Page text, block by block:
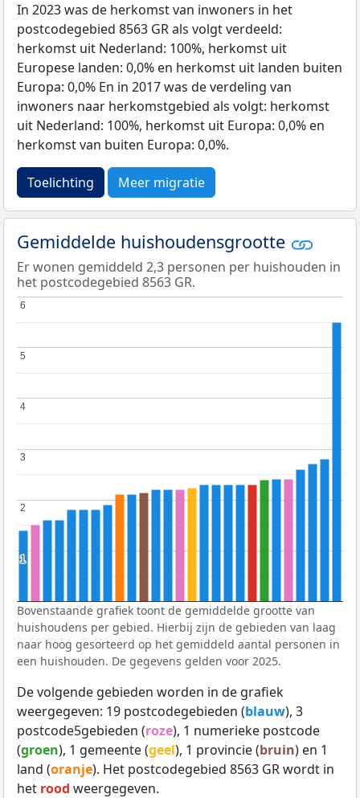
In 2023 was de herkomst van inwoners in het
postcodegebied 8563 GR als volgt verdeeld:
herkomst uit Nederland: 100%, herkomst uit
Europese landen: 0,0% en herkomst uit landen buiten
Europa: 0,0% En in 2017 was de verdeling van
inwoners naar herkomstgebied als volgt: herkomst
uit Nederland: 100%, herkomst uit Europa: 0,0% en
herkomst van buiten Europa: 0,0%.
Toelichting Meer migratie
Gemiddelde huishoudensgrootte
Er wonen gemiddeld 2,3 personen per huishouden in
het postcodegebied 8563 GR.
1
1
2
2
3
3
4
4
5
5
6
6
Bovenstaande grafiek toont de gemiddelde grootte van
huishoudens per gebied. Hierbij zijn de gebieden van laag
naar hoog gesorteerd op het gemiddeld aantal personen in
een huishouden. De gegevens gelden voor 2025.
De volgende gebieden worden in de grafiek
weergegeven: 19 postcodegebieden (blauw), 3
postcode5gebieden (roze), 1 numerieke postcode
(groen), 1 gemeente (geel), 1 provincie (bruin) en 1
land (oranje). Het postcodegebied 8563 GR wordt in
het rood weergegeven.